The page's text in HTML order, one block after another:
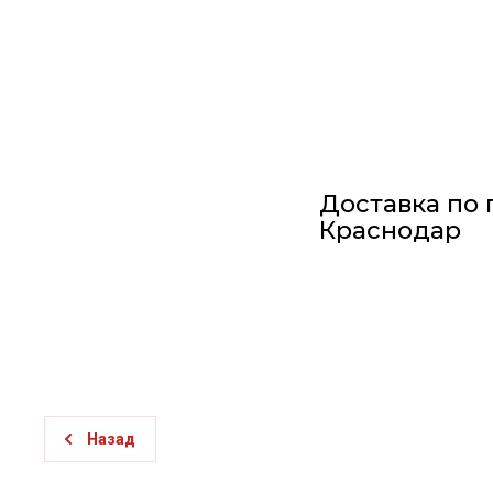
Доставка по
Краснодар
Назад